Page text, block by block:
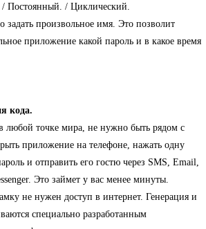
Постоянный. / Циклический.
произвольное имя. Это позволит
приложение какой пароль и в какое время
кода.
любой точке мира, не нужно быть рядом с
приложение на телефоне, нажать одну
и отправить его гостю через SMS, Email,
Это займет у вас менее минуты.
не нужен доступ в интернет. Генерация и
специально разработанным